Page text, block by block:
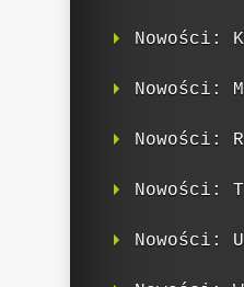
Nowości:
Nowości:
Nowości:
Nowości:
Nowości: